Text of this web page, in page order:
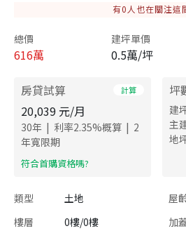
有0 人也在關注這
總價
616萬
建坪單價
0.5萬/坪
房貸試算 計算
20,039 元/月
30年 | 利率2.35%概算 | 2
年寬限期
​符合首購資格嗎?
坪
建
主
地
類型 土地 屋
樓層
0樓/0樓 加